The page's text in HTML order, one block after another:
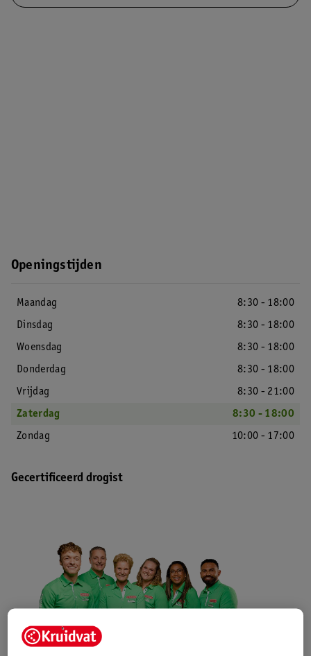
Openingstijden
Maandag
8:30 - 18:00
Dinsdag
8:30 - 18:00
Woensdag
8:30 - 18:00
Donderdag
8:30 - 18:00
Vrijdag
8:30 - 21:00
Zaterdag
8:30 - 18:00
Zondag
10:00 - 17:00
Gecertificeerd drogist